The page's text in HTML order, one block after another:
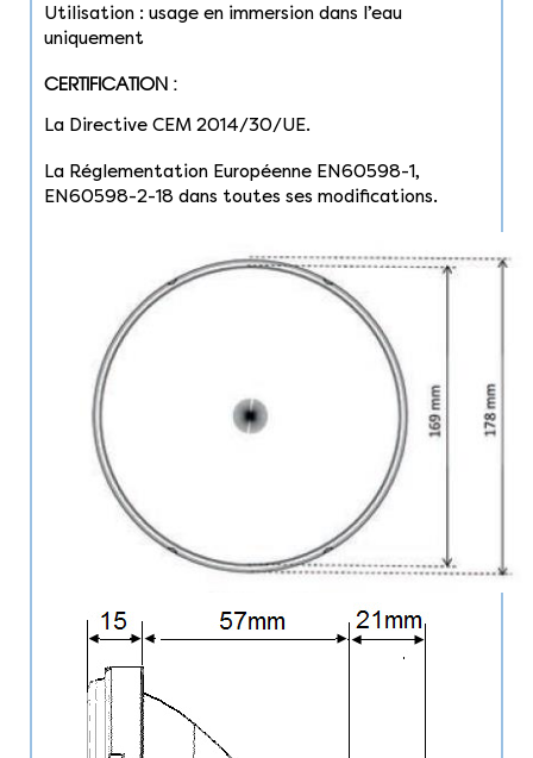
Utilisation : usage en immersion dans l’eau
uniquement
CERTIFICATION :
La Directive CEM 2014/30/UE.
La Réglementation Européenne EN60598-1,
EN60598-2-18 dans toutes ses modifications.